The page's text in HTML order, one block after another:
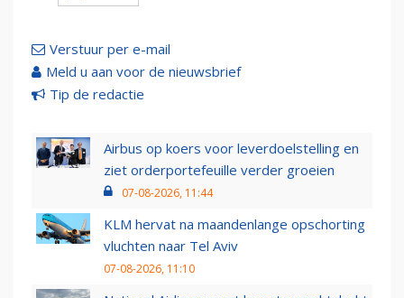
Verstuur per e-mail
Meld u aan voor de nieuwsbrief
Tip de redactie
Airbus op koers voor leverdoelstelling en
ziet orderportefeuille verder groeien
07-08-2026, 11:44
KLM hervat na maandenlange opschorting
vluchten naar Tel Aviv
07-08-2026, 11:10